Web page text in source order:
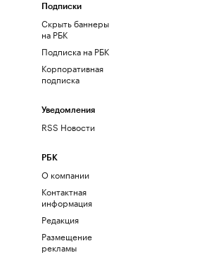
Подписки
Скрыть баннеры
на РБК
Подписка на РБК
Корпоративная
подписка
Уведомления
RSS Новости
РБК
О компании
Контактная
информация
Редакция
Размещение
рекламы